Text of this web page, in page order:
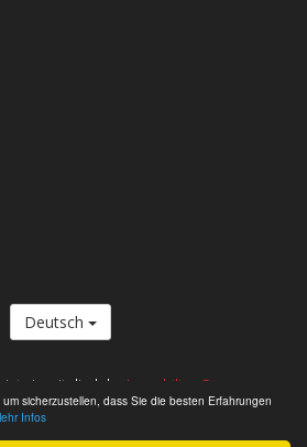
sicherzustellen, dass Sie die besten Erfahrungen
Infos
Deutsch
ein mitglied der Immobilien Gruppe.
- Immobilien.co.hu © 2026 Alle Rechte
vorbehalten